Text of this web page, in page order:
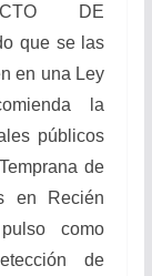
DE
que se las
en una Ley
la
públicos
de
en Recién
como
de